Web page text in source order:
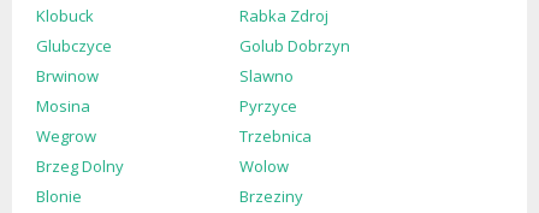
Klobuck
Rabka Zdroj
Glubczyce
Golub Dobrzyn
Brwinow
Slawno
Mosina
Pyrzyce
Wegrow
Trzebnica
Brzeg Dolny
Wolow
Blonie
Brzeziny